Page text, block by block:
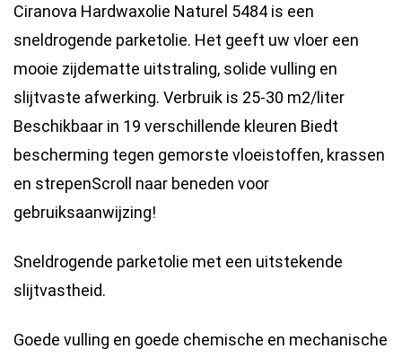
Ciranova Hardwaxolie Naturel 5484 is een
sneldrogende parketolie. Het geeft uw vloer een
mooie zijdematte uitstraling, solide vulling en
slijtvaste afwerking. Verbruik is 25-30 m2/liter
Beschikbaar in 19 verschillende kleuren Biedt
bescherming tegen gemorste vloeistoffen, krassen
en strepenScroll naar beneden voor
gebruiksaanwijzing!
Sneldrogende parketolie met een uitstekende
slijtvastheid.
Goede vulling en goede chemische en mechanische